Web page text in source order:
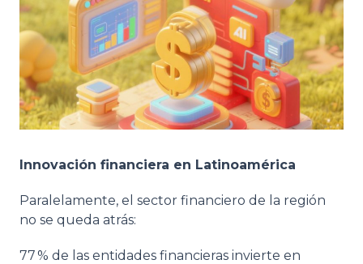
Innovación financiera en Latinoamérica
Paralelamente, el sector financiero de la región
no se queda atrás:
77 % de las entidades financieras invierte en